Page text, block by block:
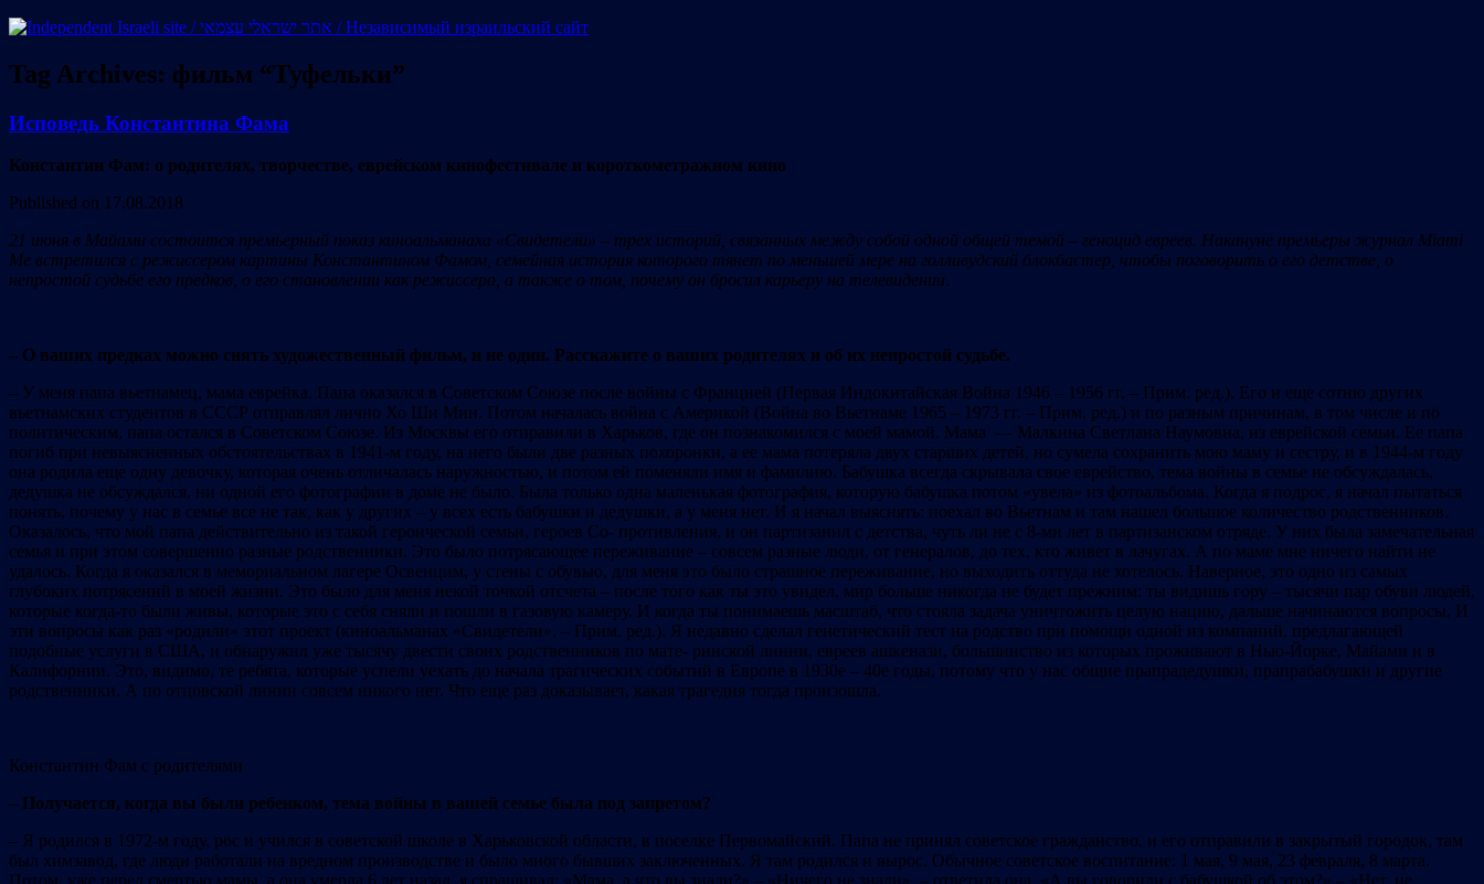
Tag Archives: фильм “Туфельки”
Исповедь Константина Фама
Константин Фам: о родителях, творчестве, еврейском кинофестивале и короткометражном кино
Published on 17.08.2018
21 июня в Майами состоится премьерный показ киноальманаха «Свидетели» – трех историй, связанных между собой одной общей темой – геноцид евреев. Накануне премьеры журнал Miami
Me встретился с режиссером картины Константином Фамом, семейная история которого тянет по меньшей мере на голливудский блокбастер, чтобы поговорить о его детстве, о
непростой судьбе его предков, о его становлении как режиссера, а также о том, почему он бросил карьеру на телевидении.
– О ваших предках можно снять художественный фильм, и не один. Расскажите о ваших родителях и об их непростой судьбе.
– У меня папа вьетнамец, мама еврейка. Папа оказался в Советском Союзе после войны с Францией (Первая Индокитайская Война 1946 – 1956 гг. – Прим. ред.). Его и еще сотню других
вьетнамских студентов в СССР отправлял лично Хо Ши Мин. Потом началась война с Америкой (Война во Вьетнаме 1965 – 1973 гг. – Прим. ред.) и по разным причинам, в том числе и по
политическим, папа остался в Советском Союзе. Из Москвы его отправили в Харьков, где он познакомился с моей мамой. Мама — Малкина Светлана Наумовна, из еврейской семьи. Ее папа
погиб при невыясненных обстоятельствах в 1941-м году, на него были две разных похоронки, а ее мама потеряла двух старших детей, но сумела сохранить мою маму и сестру, и в 1944-м году
она родила еще одну девочку, которая очень отличалась наружностью, и потом ей поменяли имя и фамилию. Бабушка всегда скрывала свое еврейство, тема войны в семье не обсуждалась,
дедушка не обсуждался, ни одной его фотографии в доме не было. Была только одна маленькая фотография, которую бабушка потом «увела» из фотоальбома. Когда я подрос, я начал пытаться
понять, почему у нас в семье все не так, как у других – у всех есть бабушки и дедушки, а у меня нет. И я начал выяснять: поехал во Вьетнам и там нашел большое количество родственников.
Оказалось, что мой папа действительно из такой героической семьи, героев Со- противления, и он партизанил с детства, чуть ли не с 8-ми лет в партизанском отряде. У них была замечательная
семья и при этом совершенно разные родственники. Это было потрясающее переживание – совсем разные люди, от генералов, до тех, кто живет в лачугах. А по маме мне ничего найти не
удалось. Когда я оказался в мемориальном лагере Освенцим, у стены с обувью, для меня это было страшное переживание, но выходить оттуда не хотелось. Наверное, это одно из самых
глубоких потрясений в моей жизни. Это было для меня некой точкой отсчета – после того как ты это увидел, мир больше никогда не будет прежним: ты видишь гору – тысячи пар обуви людей,
которые когда-то были живы, которые это с себя сняли и пошли в газовую камеру. И когда ты понимаешь масштаб, что стояла задача уничтожить целую нацию, дальше начинаются вопросы. И
эти вопросы как раз «родили» этот проект (киноальманах «Свидетели». – Прим. ред.). Я недавно сделал генетический тест на родство при помощи одной из компаний, предлагающей
подобные услуги в США, и обнаружил уже тысячу двести своих родственников по мате- ринской линии, евреев ашкенази, большинство из которых проживают в Нью-Йорке, Майами и в
Калифорнии. Это, видимо, те ребята, которые успели уехать до начала трагических событий в Европе в 1930е – 40е годы, потому что у нас общие прапрадедушки, прапрабабушки и другие
родственники. А по отцовской линии совсем никого нет. Что еще раз доказывает, какая трагедия тогда произошла.
Константин Фам с родителями
– Получается, когда вы были ребенком, тема войны в вашей семье была под запретом?
– Я родился в 1972-м году, рос и учился в советской школе в Харьковской области, в поселке Первомайский. Папа не принял советское гражданство, и его отправили в закрытый городок, там
был химзавод, где люди работали на вредном производстве и было много бывших заключенных. Я там родился и вырос. Обычное советское воспитание: 1 мая, 9 мая, 23 февраля, 8 марта.